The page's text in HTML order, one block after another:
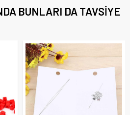
BUNLARI DA TAVSIYE